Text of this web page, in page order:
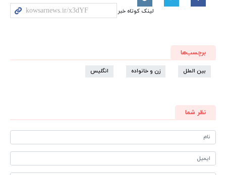
لینک کوتاه خبر
برچسب‌ها
بین الملل زن و خانواده انگلیس
نظر شما